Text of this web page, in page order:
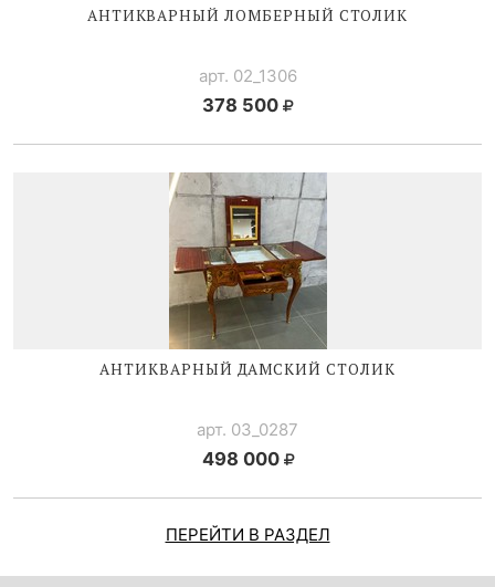
АНТИКВАРНЫЙ ЛОМБЕРНЫЙ СТОЛИК
арт. 02_1306
378 500
АНТИКВАРНЫЙ ДАМСКИЙ СТОЛИК
арт. 03_0287
498 000
ПЕРЕЙТИ В РАЗДЕЛ